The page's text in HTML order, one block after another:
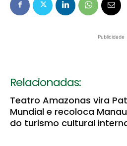
Publicidade
Relacionadas:
Teatro Amazonas vira
Mundial e recoloca
do turismo cultural